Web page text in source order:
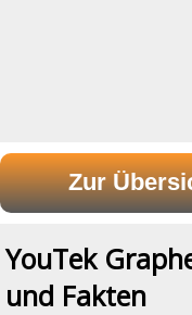
YouTek
und Fakten